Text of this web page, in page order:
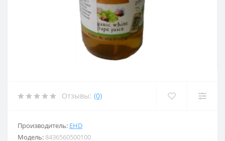
Отзывы: (0)
Производитель: EHD
Модель: 8436560500100